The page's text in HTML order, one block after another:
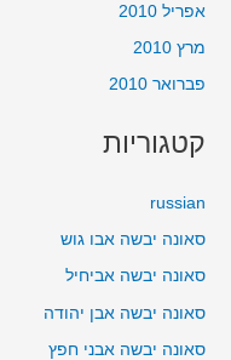
אפריל 2010
מרץ 2010
פברואר 2010
קטגוריות
russian
סאונה יבשה אבו גוש
סאונה יבשה אביחיל
סאונה יבשה אבן יהודה
סאונה יבשה אבני חפץ